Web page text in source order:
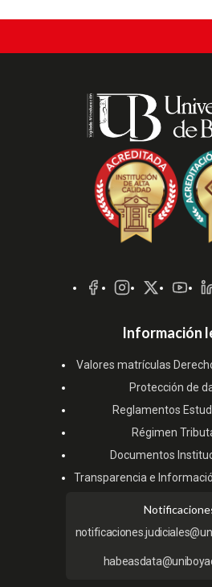
Sociales
Información
Valores matrículas
Protección de
Reglamentos
Régimen
Documentos
Transparencia e